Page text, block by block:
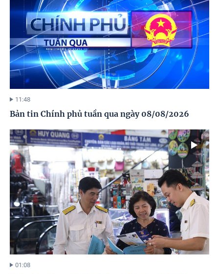
11:48
Bản tin Chính phủ tuần qua ngày 08/08/2026
01:08